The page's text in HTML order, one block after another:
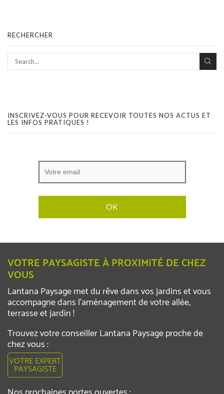
RECHERCHER
INSCRIVEZ-VOUS POUR RECEVOIR TOUTES NOS ACTUS ET
LES INFOS PRATIQUES !
VOTRE PAYSAGISTE À PROXIMITÉ DE CHEZ
VOUS
Lantana Paysage met du rêve dans vos jardins et vous
accompagne dans l’aménagement de votre allée,
terrasse et jardin !
Trouvez votre conseiller Lantana Paysage proche de
chez vous :
VOTRE EXPERT
PAYSAGISTE